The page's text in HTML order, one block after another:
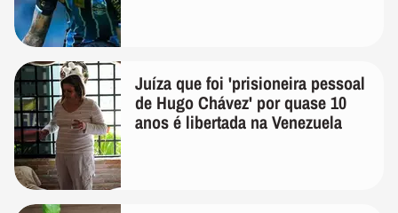
Juíza que foi 'prisioneira pessoal
de Hugo Chávez' por quase 10
anos é libertada na Venezuela